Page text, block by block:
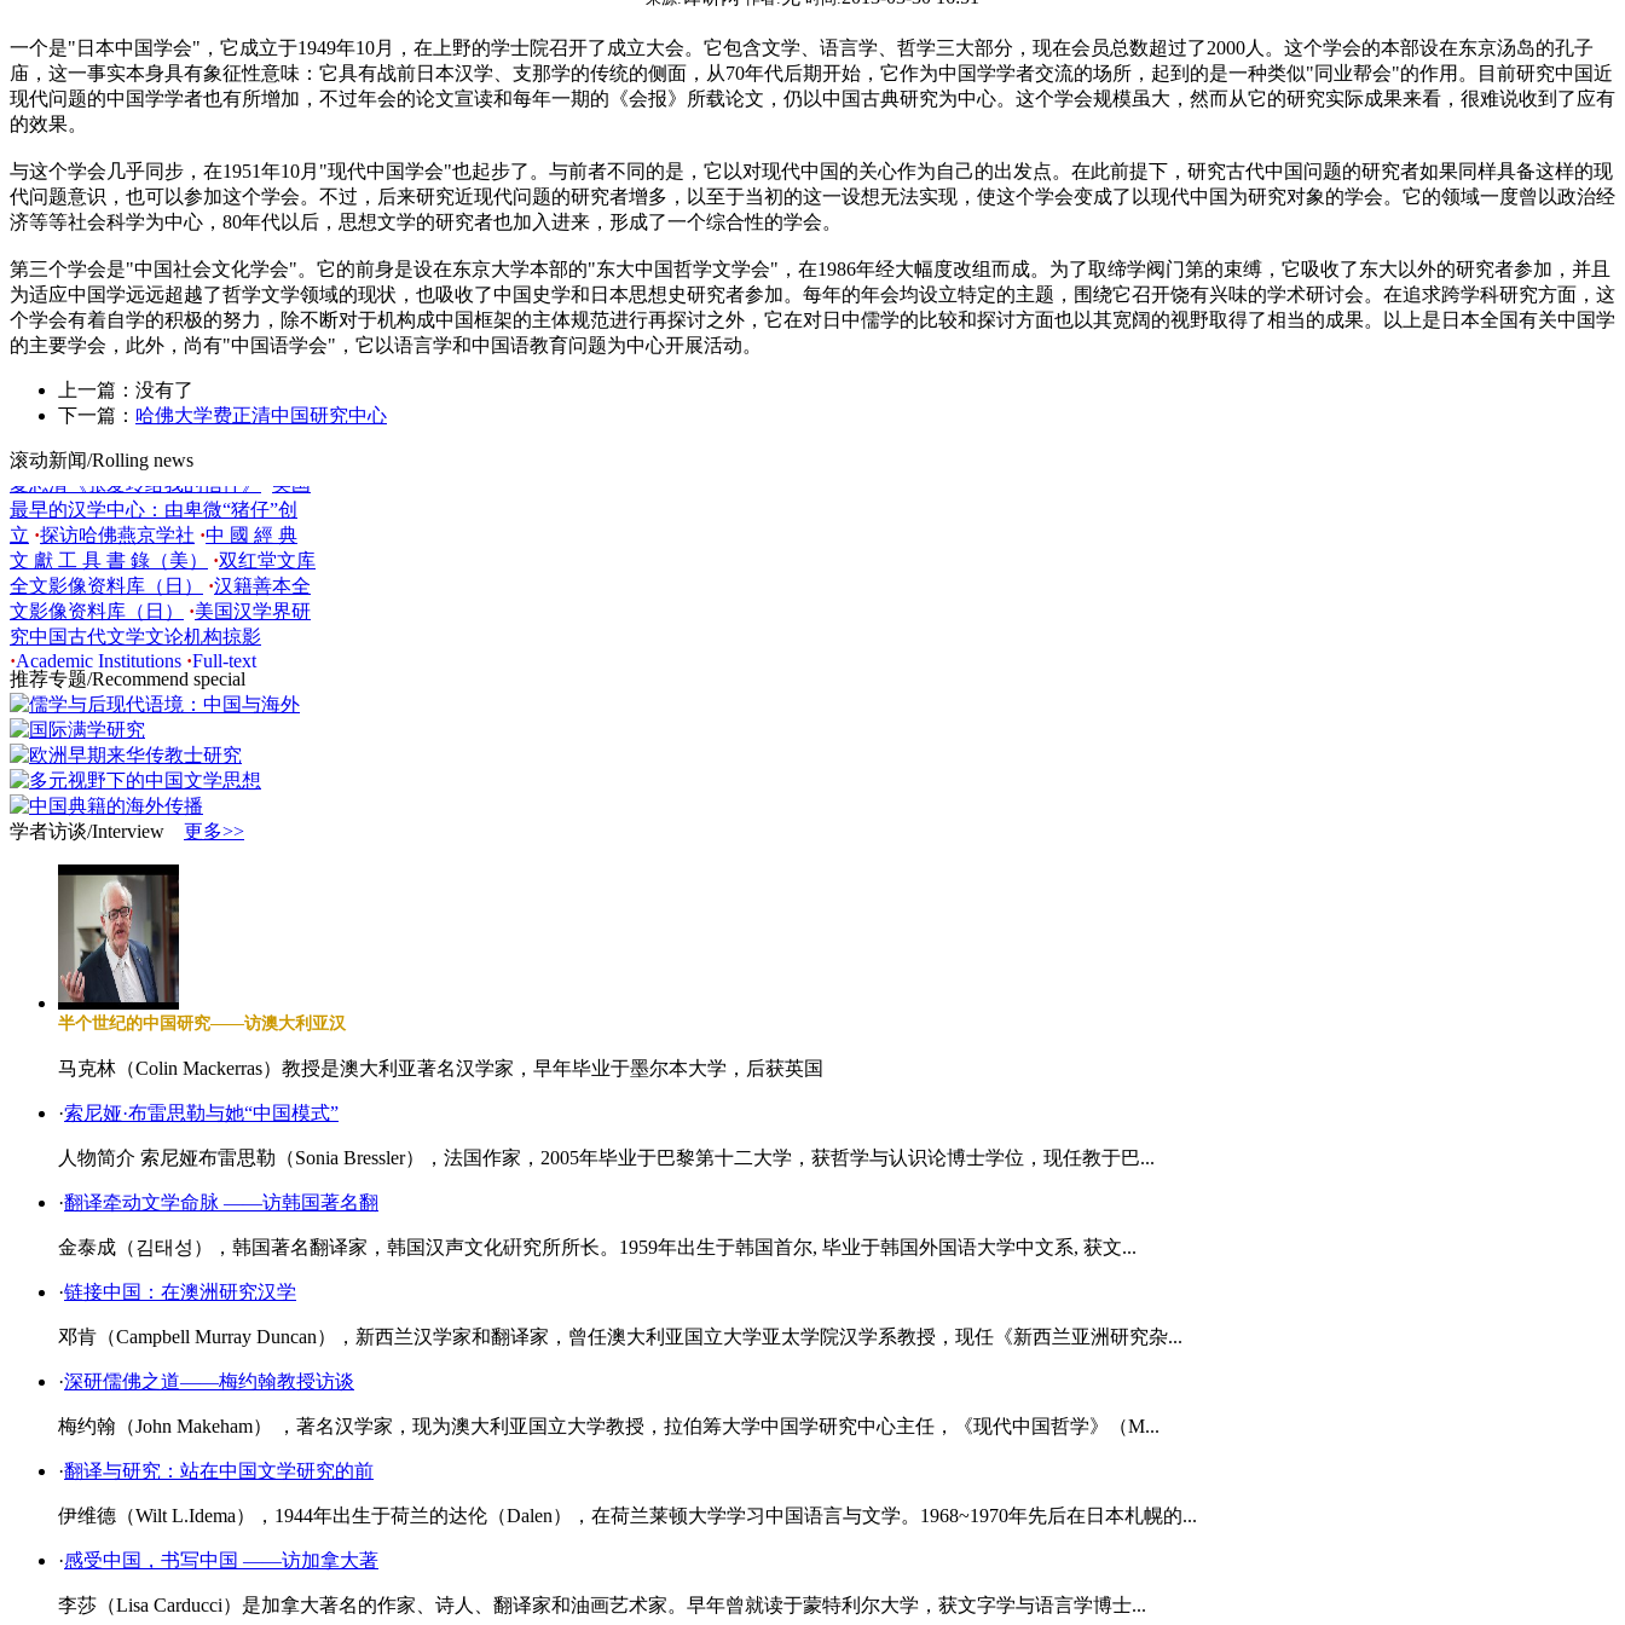
一个是"日本中 国学会"，它成立于1949年10月，在上野的学士院召开了成立大会。它包含文学、语言学、 哲学三大部分，现在会员总数超过了2000人。这个学会的本部设在东京汤岛的孔子
庙，这一事实本身具有象征性意味：它具有战前日本汉学、支那学的传统的侧面，从70年代后期开始，它作为中国学学者交流的场所，起到的是一种类似"同业帮会"的作用。目前研究中国近
现代问题的中国学学者也有所增加，不过年会的论文宣读和每年一期的《会报》所载论文，仍以中国古典研究为中心。这个学会规模虽大，然而从它的研究实际成果来看，很难说收到了应有
的效果。
与这个学会几乎同步，在1951年10月"现代中国学会"也起步了。与前者不同的是，它以对现代中国的关心作为自己的出发点。在此前提下，研究古代中国问题的研究者如果同样具备这样的现
代问题意识，也可以参加这个学会。不过，后来研究近现代问题的研究者增多，以至于当初的这一设想无法实现，使这个学会变成了以现代中国为研究对象的学会。它的领域一度曾以政治经
济等等社会科学为中心，80年代以后， 思想文学的研究者也加入进来，形成了一个综合性的学会。
第三个学会是"中国社会文化学会"。它的前身是设在东京大学本部的"东大中国哲学文学会"，在1986年经大幅度改组而成。为了取缔学阀门第的束缚，它吸收了东大以外的研究者参加，并且
为适应中国学远远超越了哲学文学领域的现状，也吸收了中国史学和日本思想史研究者参加。每年的年会均设立特定的主题，围绕它召开饶有兴味的学术研讨会。在追求跨学科研究方面，这
个学会有着自学的积极的努力，除不断对于机构成中国框架的主体规范进行再探讨之外，它在对日中儒学的比较和探讨方面也以其宽阔的视野取得了相当的成果。以上是日本全国有关中国学
的主要学会，此外，尚有"中国语学会"，它以语言学和中国语教育问题为中心开展活动。
上一篇：没有了
下一篇： 哈佛大学费正清中国研究中心
滚动新闻/Rolling news
·德国《华裔学志》转向关注更全面
的汉学研 ·青年汉学家的私家中国故
事 ·瑞典汉学家林西莉：为《汉字王
国》跑考古
段怀清：美国早期汉学
2014年版开始发行 ·罗马大学“中国
与欧洲的情感与集体想象” ·釜山大
夏志清《张爱玲给我的信件》
最早的汉学中心：由卑微“猪仔”创
立 ·探访哈佛燕京学社 ·中 國 經 典
文 獻 工 具 書 錄（美） ·双红堂文库
全文影像资料库（日） 汉籍善本全
文影像资料库（日） ·美国汉学界研
究中国古代文学文论机构掠影
·Academic Institutions ·Full-text
Databases ·哈佛大学费正清中国研究
中心 ·日本的中国学学会
·德国《华裔学志》转向关注更全面
的汉学研 ·青年汉学家的私家中国故
事 ·瑞典汉学家林西莉：为《汉字王
国》跑考古 ·段怀清：美国早期汉学
的家族传统 ·英文版《明清研究》
2014年版开始发行
罗马大学“中国
与欧洲的情感与集体想象”
学推出“中国现当代作品翻译工程”
夏志清《张爱玲给我的信件》
最早的汉学中心：由卑微“猪仔”创
探访哈佛燕京学社
文 獻 工 具 書 錄（美）
全文影像资料库（日） ·汉籍善本全
究中国古代文学文论机构掠影
Academic Institutions
Full-text
Databases ·哈佛大学费正清中国研究
日本的中国学学会
推荐专题/Recommend special
学者访谈/Interview 更多>>
半个世纪的中国研究——访澳大利亚汉
马克林（Colin Mackerras）教授是澳大利亚著名汉学家，早年毕业于墨尔本大学，后获英国
·索尼娅·布雷思勒与她“中国模式”
人物简介 索尼娅布雷思勒（Sonia Bressler），法国作家，2005年毕业于巴黎第十二大学，获哲学与认识论博士学位，现任教于巴...
·翻译牵动文学命脉 ——访韩国著名翻
金泰成（김태성），韩国著名翻译家，韩国汉声文化硏究所所长。1959年出生于韩国首尔, 毕业于韩国外国语大学中文系, 获文...
·链接中国：在澳洲研究汉学
邓肯（Campbell Murray Duncan），新西兰汉学家和翻译家，曾任澳大利亚国立大学亚太学院汉学系教授，现任《新西兰亚洲研究杂...
·深研儒佛之道——梅约翰教授访谈
梅约翰（John Makeham） ，著名汉学家，现为澳大利亚国立大学教授，拉伯筹大学中国学研究中心主任，《现代中国哲学》（M...
·翻译与研究：站在中国文学研究的前
伊维德（Wilt L.Idema），1944年出生于荷兰的达伦（Dalen），在荷兰莱顿大学学习中国语言与文学。1968~1970年先后在日本札幌的...
·感受中国，书写中国 ——访加拿大著
李莎（Lisa Carducci）是加拿大著名的作家、诗人、翻译家和油画艺术家。早年曾就读于蒙特利尔大学，获文字学与语言学博士...